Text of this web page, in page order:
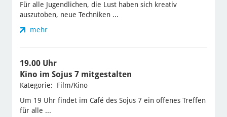
Für alle Jugendlichen, die Lust haben sich kreativ
auszutoben, neue Techniken ...
mehr
19.00 Uhr
Kino im Sojus 7 mitgestalten
Kategorie: Film/Kino
Um 19 Uhr findet im Café des Sojus 7 ein offenes Treffen
für alle ...